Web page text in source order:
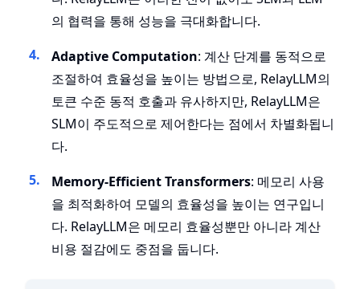
의 협력을 통해 성능을 극대화합니다.
Adaptive Computation: 계산 단계를 동적으로
조절하여 효율성을 높이는 방법으로, RelayLLM의
토큰 수준 동적 호출과 유사하지만, RelayLLM은
SLM이 주도적으로 제어한다는 점에서 차별화됩니
다.
Memory-Efficient Transformers: 메모리 사용
을 최적화하여 모델의 효율성을 높이는 연구입니
다. RelayLLM은 메모리 효율성뿐만 아니라 계산
비용 절감에도 중점을 둡니다.